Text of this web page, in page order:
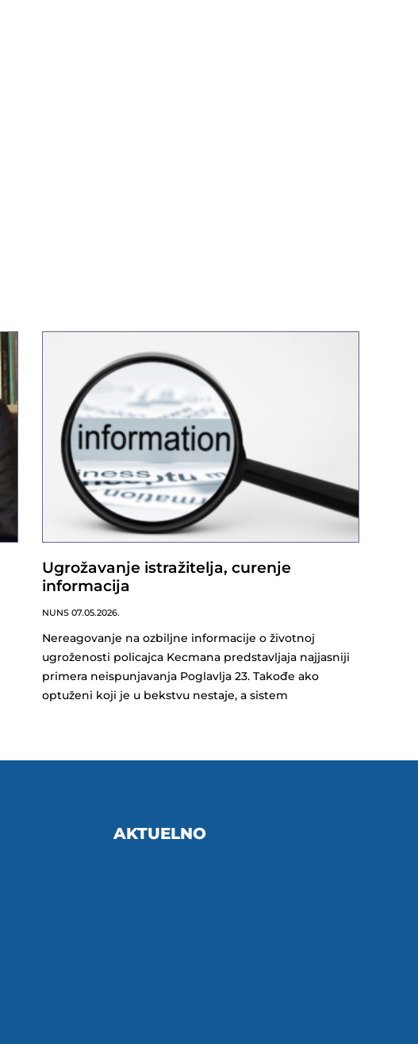
Ugrožavanje istražitelja, curenje
informacija
NUNS 07.05.2026.
Nereagovanje na ozbiljne informacije o životnoj
ugroženosti policajca Kecmana predstavljaja najjasniji
primera neispunjavanja Poglavlja 23. Takođe ako
optuženi koji je u bekstvu nestaje, a sistem
AKTUELNO